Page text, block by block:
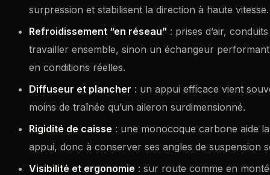
surpression et stabilisent la direction à haute vitesse.
Refroidissement “en réseau” : prises d’air,
travailler ensemble, sinon un échangeur
en conditions réelles.
Diffuseur et plancher : un appui efficace vient
moins de traînée qu’un aileron surdimensionné.
Rigidité de caisse : une monocoque carbone aide
appui, donc à conserver ses angles de suspension
Visibilité et ergonomie : sur route comme en